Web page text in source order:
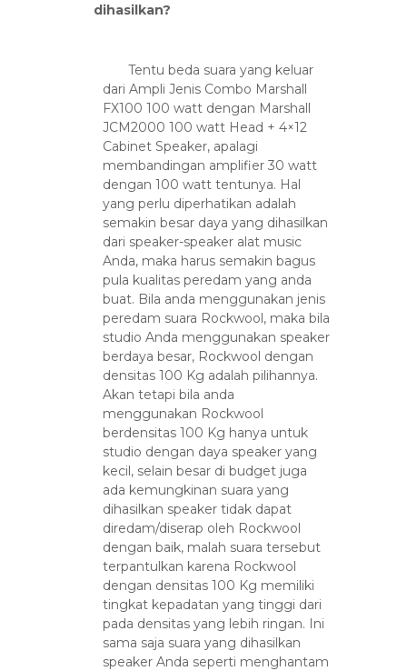
dihasilkan?
Tentu beda suara yang keluar
dari Ampli Jenis Combo Marshall
FX100 100 watt dengan Marshall
JCM2000 100 watt Head + 4×12
Cabinet Speaker, apalagi
membandingan amplifier 30 watt
dengan 100 watt tentunya. Hal
yang perlu diperhatikan adalah
semakin besar daya yang dihasilkan
dari speaker-speaker alat music
Anda, maka harus semakin bagus
pula kualitas peredam yang anda
buat. Bila anda menggunakan jenis
peredam suara Rockwool, maka bila
studio Anda menggunakan speaker
berdaya besar, Rockwool dengan
densitas 100 Kg adalah pilihannya.
Akan tetapi bila anda
menggunakan Rockwool
berdensitas 100 Kg hanya untuk
studio dengan daya speaker yang
kecil, selain besar di budget juga
ada kemungkinan suara yang
dihasilkan speaker tidak dapat
diredam/diserap oleh Rockwool
dengan baik, malah suara tersebut
terpantulkan karena Rockwool
dengan densitas 100 Kg memiliki
tingkat kepadatan yang tinggi dari
pada densitas yang lebih ringan. Ini
sama saja suara yang dihasilkan
speaker Anda seperti menghantam